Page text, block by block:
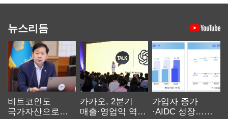
뉴스리듬
비트코인도
국가자산으로…'
카카오, 2분기
매출·영업익 역대
가입자 증가
·AIDC 성장…